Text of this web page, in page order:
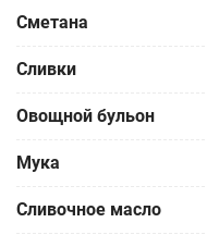
Сметана
Сливки
Овощной бульон
Мука
Сливочное масло